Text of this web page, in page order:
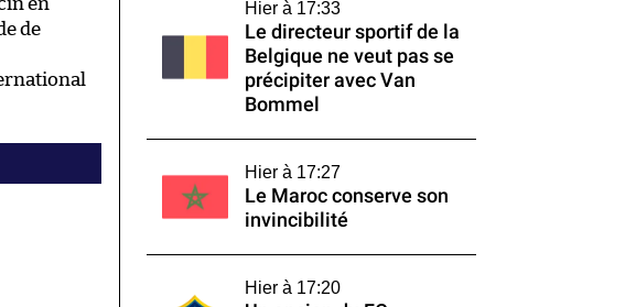
de
Hier à 17:33
Le directeur sportif de la
Belgique ne veut pas se
précipiter avec Van
Bommel
Hier à 17:27
Le Maroc conserve son
invincibilité
Hier à 17:20